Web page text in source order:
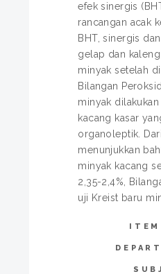
efek sinergis
rancangan acak
BHT, sinergis
gelap dan
minyak setelah
Bilangan
minyak
kacang kasar
organoleptik.
menunjukkan
minyak kacang
2,35-2,4%,
uji Kreist baru